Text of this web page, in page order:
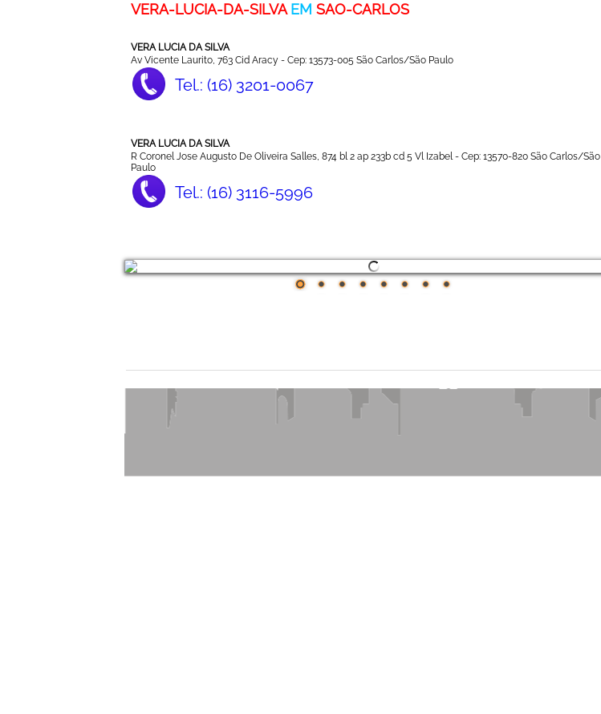
VERA-LUCIA-DA-SILVAEM SAO-CARLOS
VERA LUCIA DA SILVA
Av Vicente Laurito, 763 Cid Aracy - Cep: 13573-005 São Carlos/São Paulo
Tel.: (16) 3201-0067
VERA LUCIA DA SILVA
R Coronel Jose Augusto De Oliveira Salles, 874 bl 2 ap 233b cd 5 Vl Izabel - Cep: 13570-820 São Carlos/São
Paulo
Tel.: (16) 3116-5996